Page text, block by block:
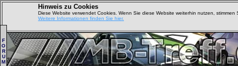
Hinweis zu Cookies
Diese Website verwendet Cookies. Wenn Sie diese Website weiterhin nutzen, stimmen
Weitere Informationen finden Sie hier.
F
O
R
U
M